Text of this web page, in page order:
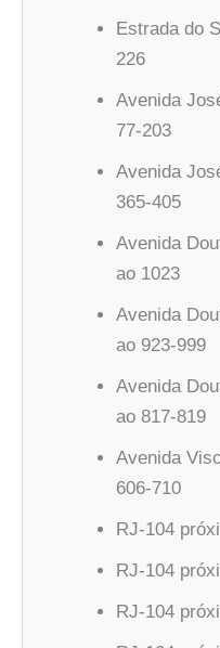
Estrada do
226
Avenida
77-203
Avenida
365-405
Avenida
ao 1023
Avenida
ao 923-999
Avenida
ao 817-819
Avenida
606-710
RJ-104
RJ-104
RJ-104